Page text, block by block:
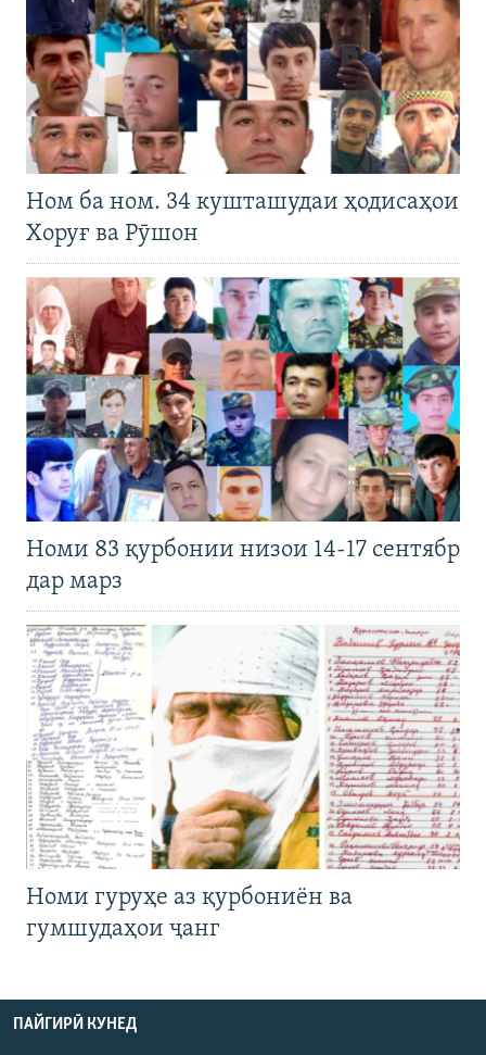
Ном ба ном. 34 кушташудаи ҳодисаҳои
Хоруғ ва Рӯшон
Номи 83 қурбонии низои 14-17 сентябр
дар марз
Номи гуруҳе аз қурбониён ва
гумшудаҳои ҷанг
ПАЙГИРӢ КУНЕД